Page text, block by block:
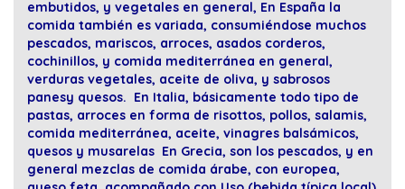
embutidos, y vegetales en general, En España la
comida también es variada, consumiéndose muchos
pescados, mariscos, arroces, asados corderos,
cochinillos, y comida mediterránea en general,
verduras vegetales, aceite de oliva, y sabrosos
panesy quesos. En Italia, básicamente todo tipo de
pastas, arroces en forma de risottos, pollos, salamis,
comida mediterránea, aceite, vinagres balsámicos,
quesos y musarelas En Grecia, son los pescados, y en
general mezclas de comida árabe, con europea,